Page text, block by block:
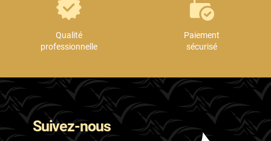
Oldsmobile
Ora
Peugeot
Plymouth
Qualité
professionnelle
Paiement
sécurisé
Suivez-nous